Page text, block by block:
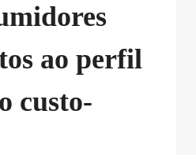
ao perfil
custo-